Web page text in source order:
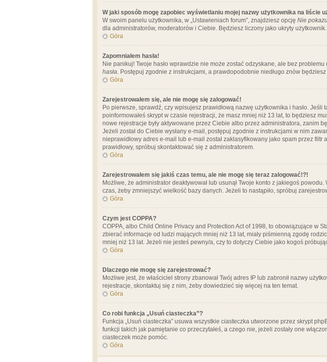
W jaki sposób mogę zapobiec wyświetlaniu mojej nazwy użytkownika na liście
W swoim panelu użytkownika, w „Ustawieniach forum”, znajdziesz opcję Nie
dla administratorów, moderatorów i Ciebie. Będziesz liczony jako ukryty użytkownik.
Góra
Zapomniałem hasła!
Nie panikuj! Twoje hasło wprawdzie nie może zostać odzyskane, ale bez
hasła. Postępuj zgodnie z instrukcjami, a prawdopodobnie niedługo znów
Góra
Zarejestrowałem się, ale nie mogę się zalogować!
Po pierwsze, sprawdź, czy wpisujesz prawidłową nazwę użytkownika i hasło. Jeśli
poinformowałeś skrypt w czasie rejestracji, że masz mniej niż 13 lat, to będziesz
nowe rejestracje były aktywowane przez Ciebie albo przez administratora, zanim
Jeżeli został do Ciebie wysłany e-mail, postępuj zgodnie z instrukcjami w nim
nieprawidłowy adres e-mail lub e-mail został zaklasyfikowany jako spam przez
prawidłowy, spróbuj skontaktować się z administratorem.
Góra
Zarejestrowałem się jakiś czas temu, ale nie mogę się teraz zalogować!?!
Możliwe, że administrator deaktywował lub usunął Twoje konto z jakiegoś
czas, żeby zmniejszyć wielkość bazy danych. Jeżeli to nastąpiło, spróbuj
Góra
Czym jest COPPA?
COPPA, albo Child Online Privacy and Protection Act of 1998, to obowiązujące w
zbierać informacje od ludzi mających mniej niż 13 lat, miały piśmienną zgodę
mniej niż 13 lat. Jeżeli nie jesteś pewny/a, czy to dotyczy Ciebie jako kogoś
Góra
Dlaczego nie mogę się zarejestrować?
Możliwe jest, że właściciel strony zbanował Twój adres IP lub zabronił nazwy
rejestracje, skontaktuj się z nim, żeby dowiedzieć się więcej na ten temat.
Góra
Co robi funkcja „Usuń ciasteczka”?
Funkcja „Usuń ciasteczka” usuwa wszystkie ciasteczka utworzone przez skrypt
funkcji takich jak pamiętanie co przeczytałeś, a czego nie, jeżeli zostały one
ciasteczek może pomóc.
Góra